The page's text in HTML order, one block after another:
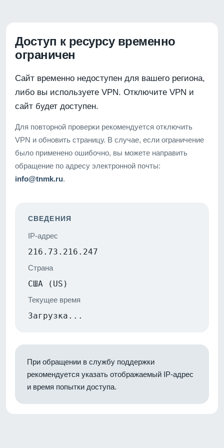
Доступ к ресурсу временно
ограничен
Сайт временно недоступен для вашего региона,
либо вы используете VPN. Отключите VPN и
сайт будет доступен.
Для повторной проверки рекомендуется отключить
VPN и обновить страницу. В случае, если ограничение
было применено ошибочно, вы можете направить
обращение по адресу электронной почты:
info@tnmk.ru.
СВЕДЕНИЯ
IP-адрес
216.73.216.247
Страна
США (US)
Текущее время
Загрузка...
При обращении в службу поддержки
рекомендуется указать отображаемый IP-адрес
и время попытки доступа.